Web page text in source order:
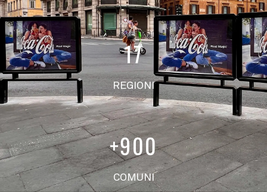
REGIONI
17
COMUNI
+900